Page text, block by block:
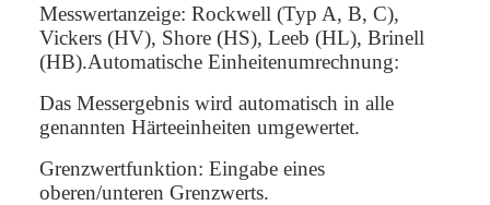
Messwertanzeige: Rockwell (Typ A, B, C),
Vickers (HV), Shore (HS), Leeb (HL), Brinell
(HB).Automatische Einheitenumrechnung:
Das Messergebnis wird automatisch in alle
genannten Härteeinheiten umgewertet.
Grenzwertfunktion: Eingabe eines
oberen/unteren Grenzwerts.